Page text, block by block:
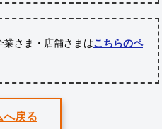
業さま・店舗さまはこちらのペ
へ戻る